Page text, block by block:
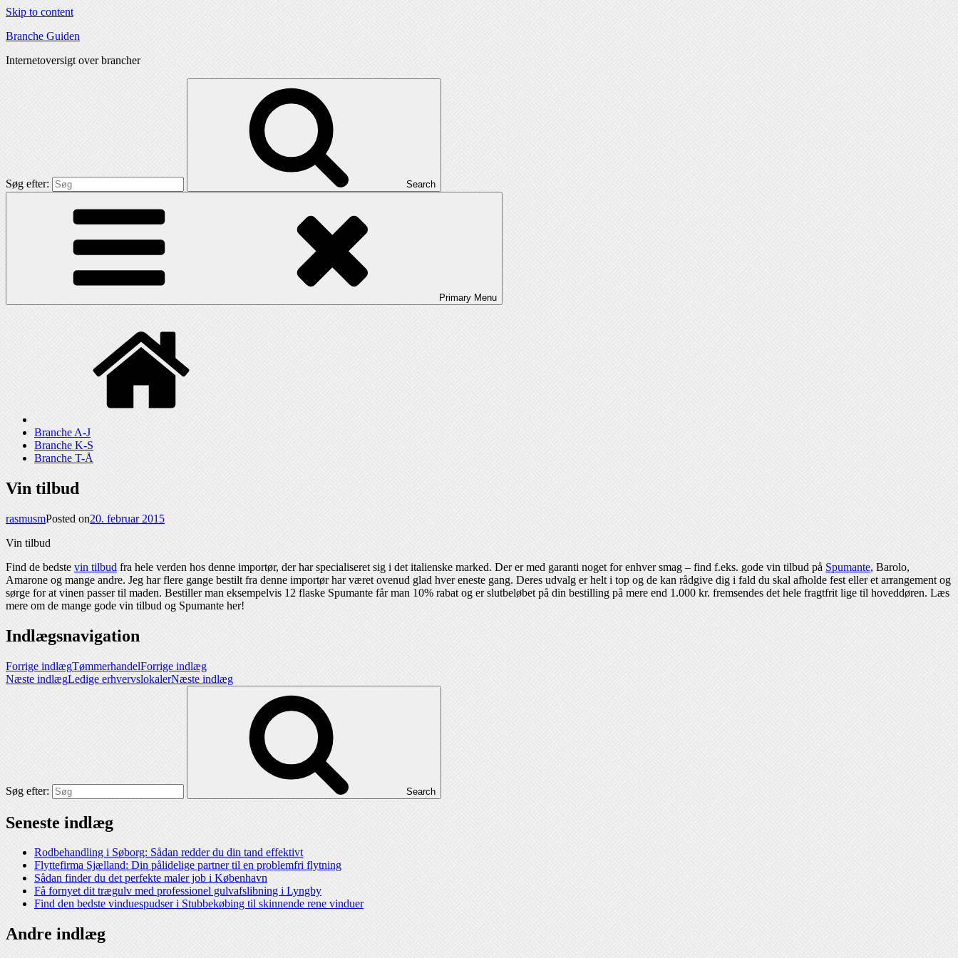
Skip to content
Branche Guiden
Internetoversigt over brancher
Søg efter: Search
Primary Menu
Branche A-J
Branche K-S
Branche T-Å
Vin tilbud
rasmusmPosted on20. februar 2015
Vin tilbud
Find de bedste vin tilbud fra hele verden hos denne importør, der har specialiseret sig i det italienske marked. Der er med garanti noget for enhver smag – find f.eks. gode vin tilbud på Spumante, Barolo,
Amarone og mange andre. Jeg har flere gange bestilt fra denne importør har været ovenud glad hver eneste gang. Deres udvalg er helt i top og de kan rådgive dig i fald du skal afholde fest eller et arrangement og
sørge for at vinen passer til maden. Bestiller man eksempelvis 12 flaske Spumante får man 10% rabat og er slutbeløbet på din bestilling på mere end 1.000 kr. fremsendes det hele fragtfrit lige til hoveddøren. Læs
mere om de mange gode vin tilbud og Spumante her!
Indlægsnavigation
Forrige indlægTømmerhandelForrige indlæg
Næste indlægLedige erhvervslokalerNæste indlæg
Søg efter: Search
Seneste indlæg
Rodbehandling i Søborg: Sådan redder du din tand effektivt
Flyttefirma Sjælland: Din pålidelige partner til en problemfri flytning
Sådan finder du det perfekte maler job i København
Få fornyet dit trægulv med professionel gulvafslibning i Lyngby
Find den bedste vinduespudser i Stubbekøbing til skinnende rene vinduer
Andre indlæg